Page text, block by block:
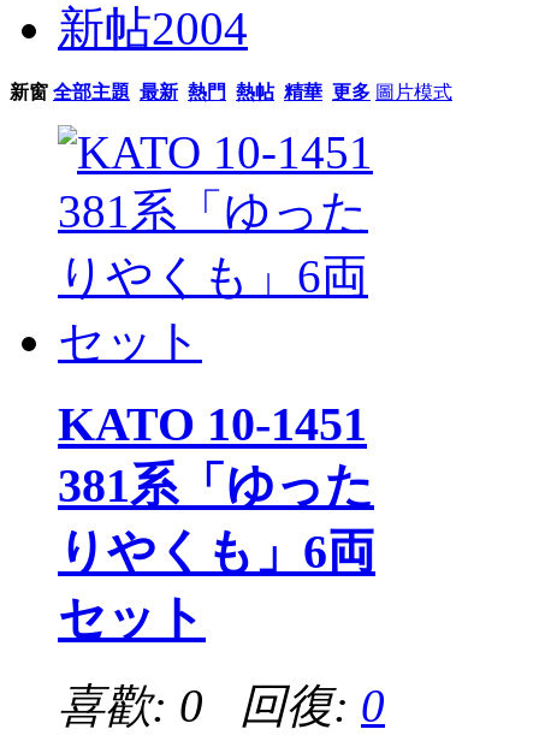
新帖2004
新窗 全部主題 最新 熱門 熱帖 精華 更多 圖片模式
KATO 10-1451
381系「ゆった
りやくも」6両
セット
喜歡: 0 回復: 0